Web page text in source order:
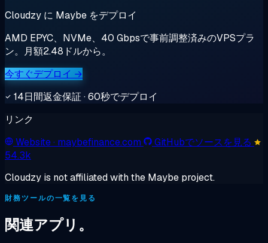
Cloudzy に Maybe をデプロイ
AMD EPYC、NVMe、40 Gbpsで事前調整済みのVPSプラ
ン。月額2.48ドルから。
今すぐデプロイ →
14日間返金保証 · 60秒でデプロイ
リンク
Website· maybefinance.com
GitHubでソースを見る
54.3k
Cloudzy is not affiliated with the Maybe project.
財務ツールの一覧を見る
関連アプリ。